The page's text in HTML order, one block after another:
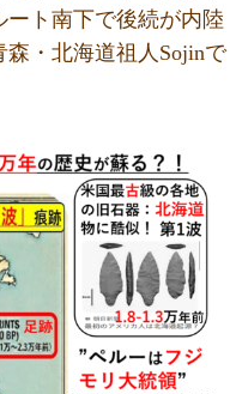
ト南下で後続が内陸
・北海道祖人Sojinで